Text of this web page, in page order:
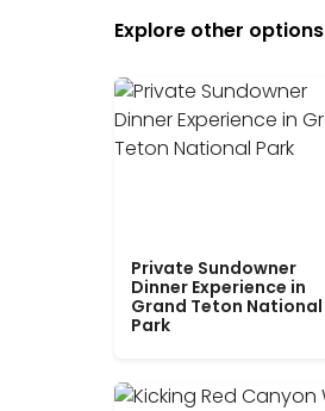
Explore other options
Private Sundowner
Dinner Experience in
Grand Teton National
Park